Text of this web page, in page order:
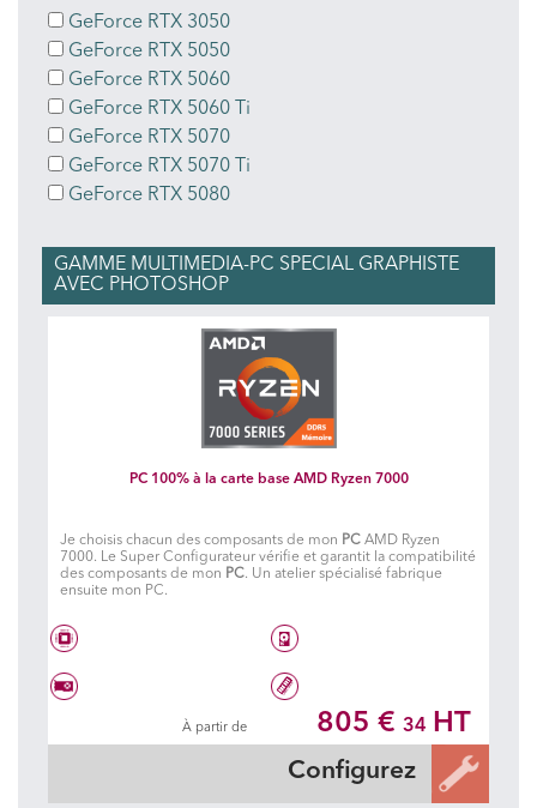
GeForce RTX 3050
GeForce RTX 5050
GeForce RTX 5060
GeForce RTX 5060 Ti
GeForce RTX 5070
GeForce RTX 5070 Ti
GeForce RTX 5080
GAMME MULTIMEDIA-PC SPECIAL GRAPHISTE
AVEC PHOTOSHOP
PC 100% à la carte base AMD Ryzen 7000
Je choisis chacun des composants de mon PC AMD Ryzen
7000. Le Super Configurateur vérifie et garantit la compatibilité
des composants de mon PC. Un atelier spécialisé fabrique
ensuite mon PC.
AMD® 6 coeurs RYZEN 5 - 7600 Disque dur à choisir
Carte graphique à choisir 32 Go DDR5 5600 MHz
À partir de 805 € 34 HT
Configurez